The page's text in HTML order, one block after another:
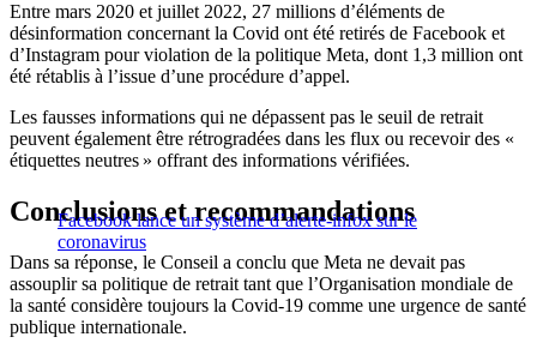
Entre mars 2020 et juillet 2022, 27 millions d’éléments de
désinformation concernant la Covid ont été retirés de Facebook et
d’Instagram pour violation de la politique Meta, dont 1,3 million ont
été rétablis à l’issue d’une procédure d’appel.
Les fausses informations qui ne dépassent pas le seuil de retrait
peuvent également être rétrogradées dans les flux ou recevoir des «
étiquettes neutres » offrant des informations vérifiées.
Facebook lance un système d’alerte-infox sur le
coronavirus
Conclusions et recommandations
Dans sa réponse, le Conseil a conclu que Meta ne devait pas
assouplir sa politique de retrait tant que l’Organisation mondiale de
la santé considère toujours la Covid-19 comme une urgence de santé
publique internationale.